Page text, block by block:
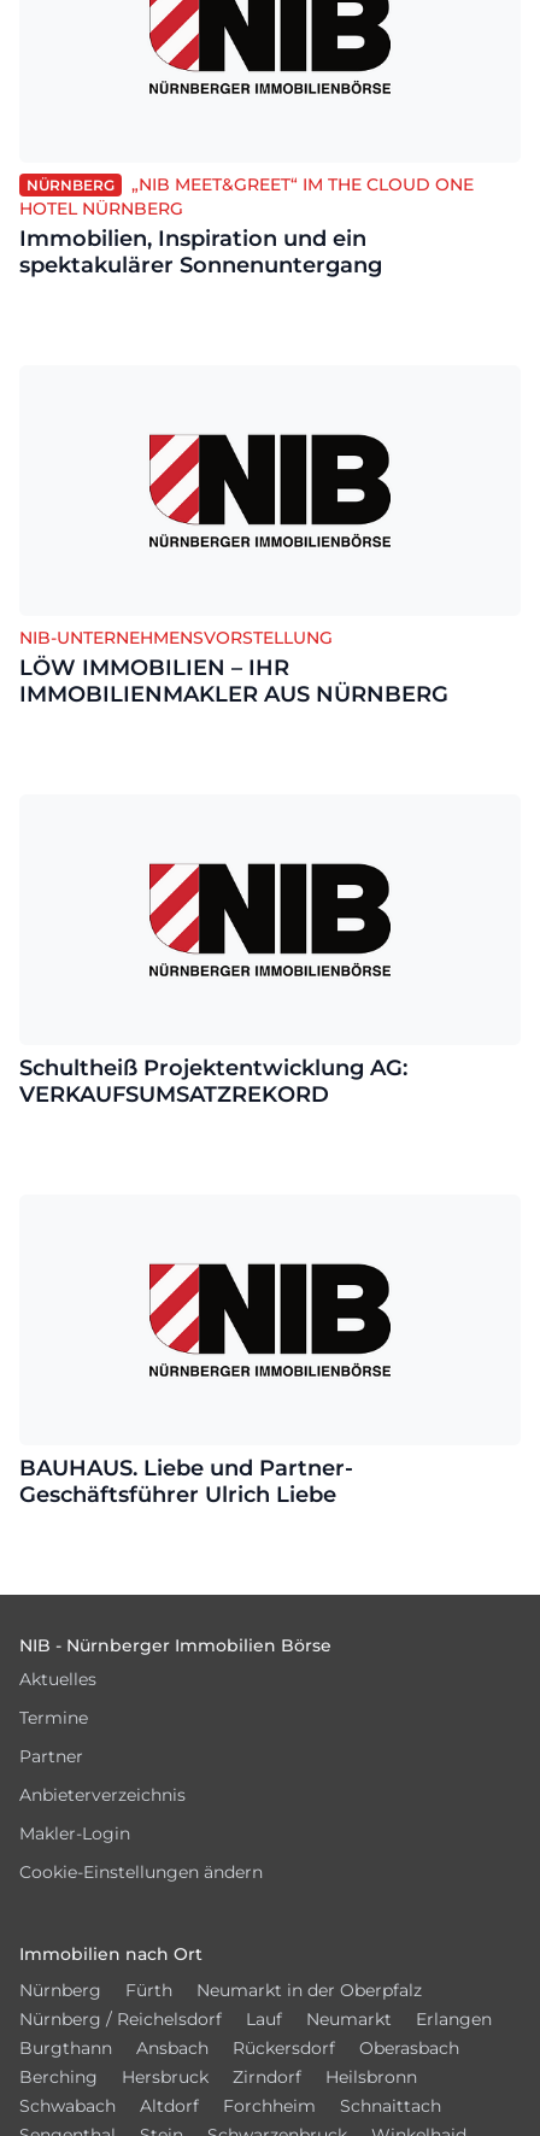
NÜRNBERG
„NIB MEET&GREET“ IM THE CLOUD ONE
HOTEL NÜRNBERG
Immobilien, Inspiration und ein
spektakulärer Sonnenuntergang
NIB-UNTERNEHMENSVORSTELLUNG
LÖW IMMOBILIEN – IHR
IMMOBILIENMAKLER AUS NÜRNBERG
Schultheiß Projektentwicklung AG:
VERKAUFSUMSATZREKORD
BAUHAUS. Liebe und Partner-
Geschäftsführer Ulrich Liebe
NIB - Nürnberger Immobilien Börse
Aktuelles
Termine
Partner
Anbieterverzeichnis
Makler-Login
Cookie-Einstellungen ändern
Immobilien nach Ort
Nürnberg
Fürth
Neumarkt in der Oberpfalz
Nürnberg / Reichelsdorf
Lauf Neumarkt
Erlangen
Burgthann
Ansbach Rückersdorf
Oberasbach
Berching
Hersbruck Zirndorf
Heilsbronn
Schwabach
Altdorf Forchheim
Schnaittach